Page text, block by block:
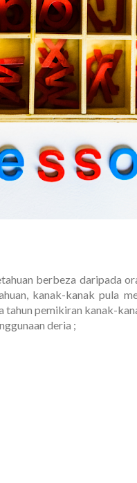
berbeza daripada
kanak-kanak pula
tahun pemikiran kanak-
deria ;